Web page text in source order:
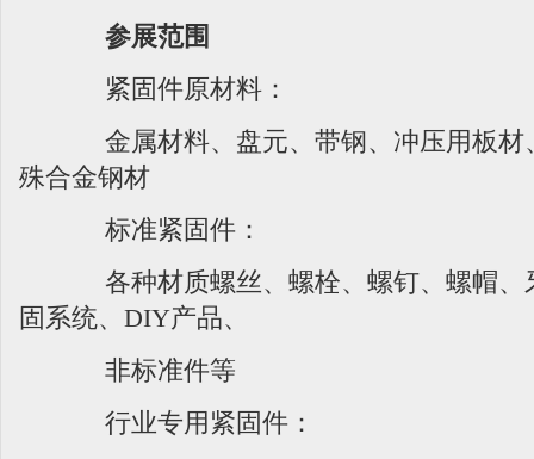
参展范围
紧固件原材料：
金属材料、盘元、带钢、冲压用板材
殊合金钢材
标准紧固件：
各种材质螺丝、螺栓、螺钉、螺帽、
固系统、DIY产品、
非标准件等
行业专用紧固件：